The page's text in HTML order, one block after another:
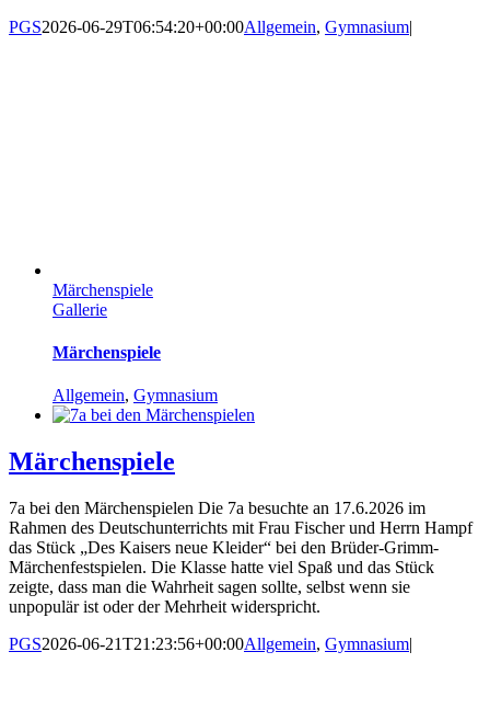
PGS2026-06-29T06:54:20+00:00Allgemein, Gymnasium|
Märchenspiele
Gallerie
Märchenspiele
Allgemein, Gymnasium
Märchenspiele
7a bei den Märchenspielen Die 7a besuchte an 17.6.2026 im
Rahmen des Deutschunterrichts mit Frau Fischer und Herrn Hampf
das Stück „Des Kaisers neue Kleider“ bei den Brüder-Grimm-
Märchenfestspielen. Die Klasse hatte viel Spaß und das Stück
zeigte, dass man die Wahrheit sagen sollte, selbst wenn sie
unpopulär ist oder der Mehrheit widerspricht.
PGS2026-06-21T21:23:56+00:00Allgemein, Gymnasium|